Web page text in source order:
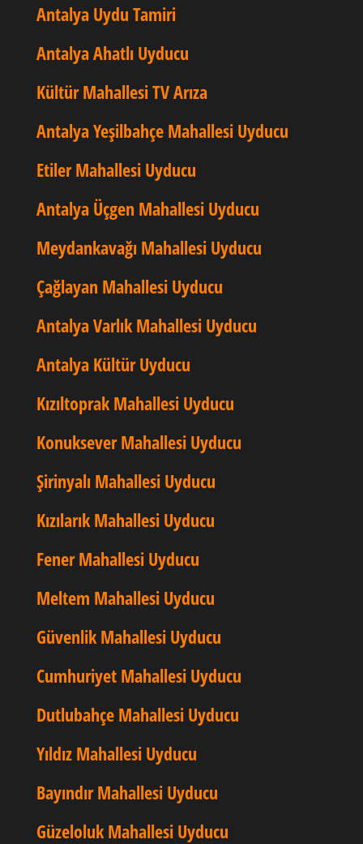
Antalya Uydu Tamiri
Antalya Ahatlı Uyducu
Kültür Mahallesi TV Arıza
Antalya Yeşilbahçe Mahallesi Uyducu
Etiler Mahallesi Uyducu
Antalya Üçgen Mahallesi Uyducu
Meydankavağı Mahallesi Uyducu
Çağlayan Mahallesi Uyducu
Antalya Varlık Mahallesi Uyducu
Antalya Kültür Uyducu
Kızıltoprak Mahallesi Uyducu
Konuksever Mahallesi Uyducu
Şirinyalı Mahallesi Uyducu
Kızılarık Mahallesi Uyducu
Fener Mahallesi Uyducu
Meltem Mahallesi Uyducu
Güvenlik Mahallesi Uyducu
Cumhuriyet Mahallesi Uyducu
Dutlubahçe Mahallesi Uyducu
Yıldız Mahallesi Uyducu
Bayındır Mahallesi Uyducu
Güzeloluk Mahallesi Uyducu